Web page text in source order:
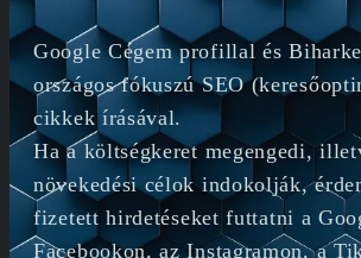
Google Cégem profillal és
országos fókuszú SEO
cikkek írásával.
Ha a költségkeret megengedi,
növekedési célok indokolják,
fizetett hirdetéseket futtatni a
Facebookon, az Instagramon, a